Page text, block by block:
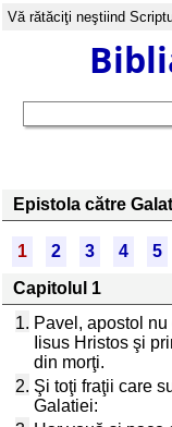
Vă rătăciţi neştiind
Epistola către
1 2 3 4 5
Capitolul 1
1. Pavel, apostol
Iisus Hristos şi
din morţi.
2. Şi toţi fraţii care
Galatiei: